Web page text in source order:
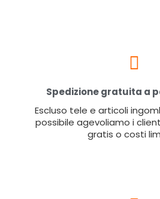
Spedizione gratuita a
Escluso tele e articoli
possibile agevoliamo i
gratis o costi